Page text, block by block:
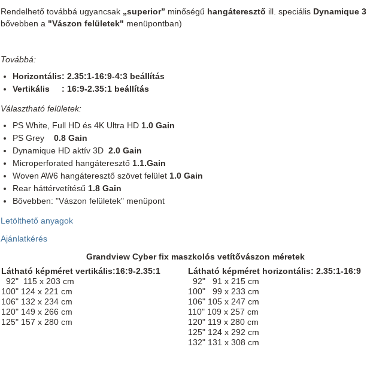
Rendelhető továbbá ugyancsak „superior” minőségű hangáteresztő ill. speciális Dynamique
bővebben a "Vászon felületek" menüpontban)
Továbbá:
Horizontális: 2.35:1-16:9-4:3 beállítás
Vertikális : 16:9-2.35:1 beállítás
​Választható felületek:
PS White, Full HD és 4K Ultra HD 1.0 Gain
PS Grey 0.8 Gain
Dynamique HD aktív 3D 2.0 Gain
Microperforated hangáteresztő 1.1.Gain
Woven AW6 hangáteresztő szövet felület 1.0 Gain
Rear háttérvetítésű 1.8 Gain
Bővebben: "Vászon felületek" menüpont
Letölthető anyagok
Ajánlatkérés
Grandview Cyber fix maszkolós vetítővászon méretek
Látható képméret vertikális:16:9-2.35:1
Látható képméret horizontális: 2.35:1-16:9
92" 115 x 203 cm
92" 91 x 215 cm
100" 124 x 221 cm
100" 99 x 233 cm
106" 132 x 234 cm
106" 105 x 247 cm
120" 149 x 266 cm
110" 109 x 257 cm
125" 157 x 280 cm
120" 119 x 280 cm
125" 124 x 292 cm
132" 131 x 308 cm